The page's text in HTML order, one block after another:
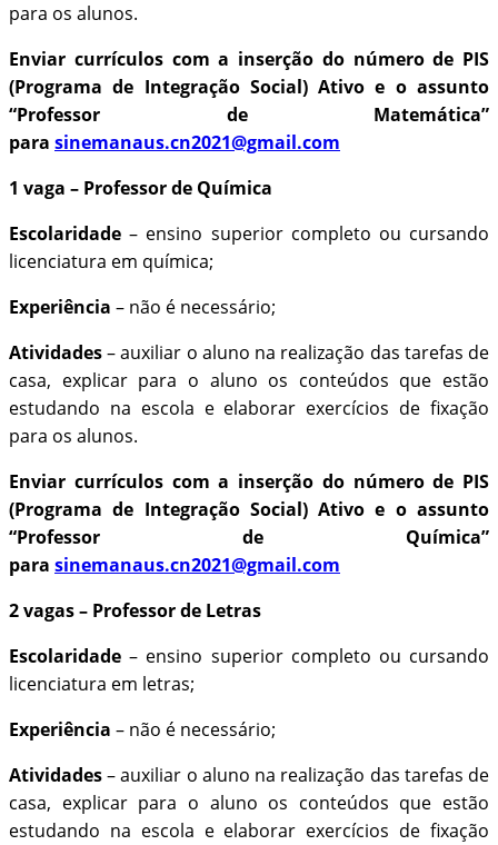
para os alunos.
Enviar currículos com a inserção do número de PIS
(Programa de Integração Social) Ativo e o assunto
“Professor de Matemática”
para sinemanaus.cn2021@gmail.com
1 vaga – Professor de Química
Escolaridade – ensino superior completo ou cursando
licenciatura em química;
Experiência – não é necessário;
Atividades– auxiliar o aluno na realização das tarefas de
casa, explicar para o aluno os conteúdos que estão
estudando na escola e elaborar exercícios de fixação
para os alunos.
Enviar currículos com a inserção do número de PIS
(Programa de Integração Social) Ativo e o assunto
“Professor de Química”
para sinemanaus.cn2021@gmail.com
2 vagas – Professor de Letras
Escolaridade – ensino superior completo ou cursando
licenciatura em letras;
Experiência – não é necessário;
Atividades– auxiliar o aluno na realização das tarefas de
casa, explicar para o aluno os conteúdos que estão
estudando na escola e elaborar exercícios de fixação